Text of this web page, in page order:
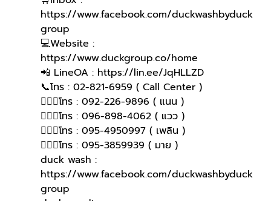
https://www.facebook.com/duckwashbyduck
group
💻Website :
https://www.duckgroup.co/home
📲 LineOA : https://lin.ee/JqHLLZD
📞โทร : 02-821-6959 ( Call Center )
🙋🏻‍♀️โทร : 092-226-9896 ( แนน )
🙋🏻‍♀โทร : 096-898-4062 ( แวว )
🙋🏻‍♀โทร : 095-4950997 ( เพลิน )
🙋🏻‍♀️โทร : 095-3859939 ( มาย )
duck wash :
https://www.facebook.com/duckwashbyduck
group